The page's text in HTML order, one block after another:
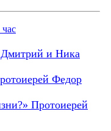
и Ника
Федор
Протоиерей